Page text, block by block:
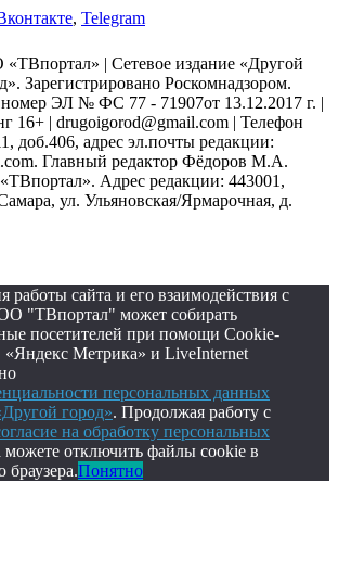
, Telegram
| Сетевое издание «Другой
Зарегистрировано Роскомнадзором.
ЭЛ № ФС 77 - 71907от 13.12.2017 г. |
16+ | drugoigorod@gmail.com | Телефон
доб.406, адрес эл.почты редакции:
Главный редактор Фёдоров М.А.
Адрес редакции: 443001,
ул. Ульяновская/Ярмарочная, д.
сайта и его взаимодействия с
"ТВпортал" может собирать
посетителей при помощи Cookie-
«Яндекс Метрика» и LiveInternet
персональных данных
город». Продолжая работу с
на обработку персональных
можете отключить файлы cookie в
браузера.Понятно